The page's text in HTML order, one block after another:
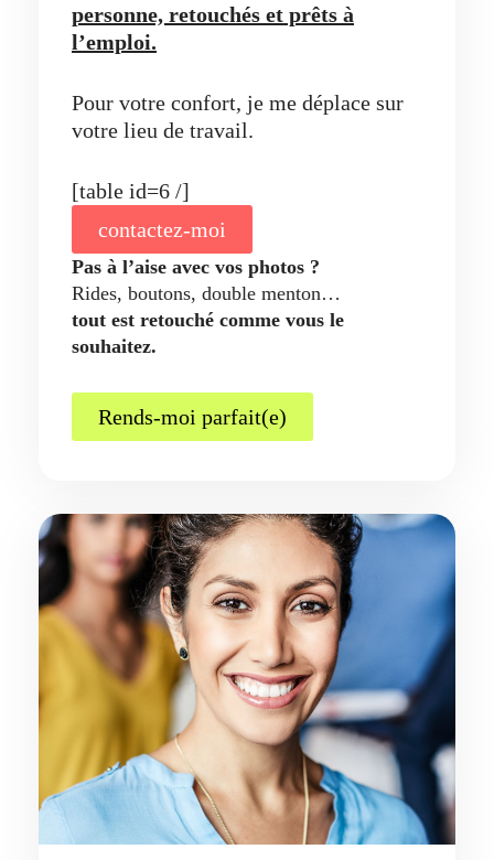
personne, retouchés et prêts à
l’emploi.
Pour votre confort, je me déplace sur
votre lieu de travail.
[table id=6 /]
contactez-moi
Pas à l’aise avec vos photos ?
Rides, boutons, double menton…
tout est retouché comme vous le
souhaitez.
Rends-moi parfait(e)